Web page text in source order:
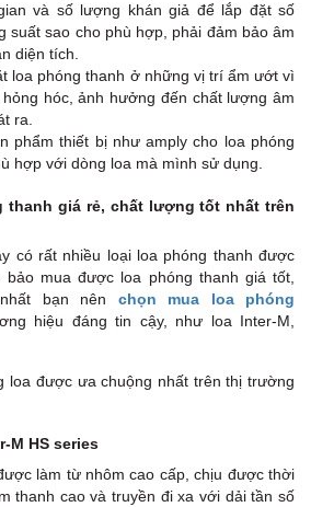
và số lượng khán giả để lắp đặt số
suất sao cho phù hợp, phải đảm bảo âm
diện tích.
loa phóng thanh ở những vị trí ẩm ướt vì
hóc, ảnh hưởng đến chất lượng âm
ra.
phẩm thiết bị như amply cho loa phóng
hợp với dòng loa mà mình sử dụng.
thanh giá rẻ, chất lượng tốt nhất trên
có rất nhiều loại loa phóng thanh được
mua được loa phóng thanh giá tốt,
bạn nên chọn mua loa phóng
hiệu đáng tin cậy, như loa Inter-M,
loa được ưa chuộng nhất trên thị trường
M HS series
làm từ nhôm cao cấp, chịu được thời
thanh cao và truyền đi xa với dải tần số